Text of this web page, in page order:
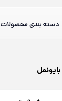
دسته بندی محصولات
بایونمل